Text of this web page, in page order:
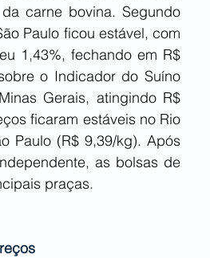
carne bovina. Segundo
Paulo ficou estável, com
1,43%, fechando em R$
o Indicador do Suíno
Gerais, atingindo R$
ficaram estáveis no Rio
Paulo (R$ 9,39/kg). Após
as bolsas de
praças.